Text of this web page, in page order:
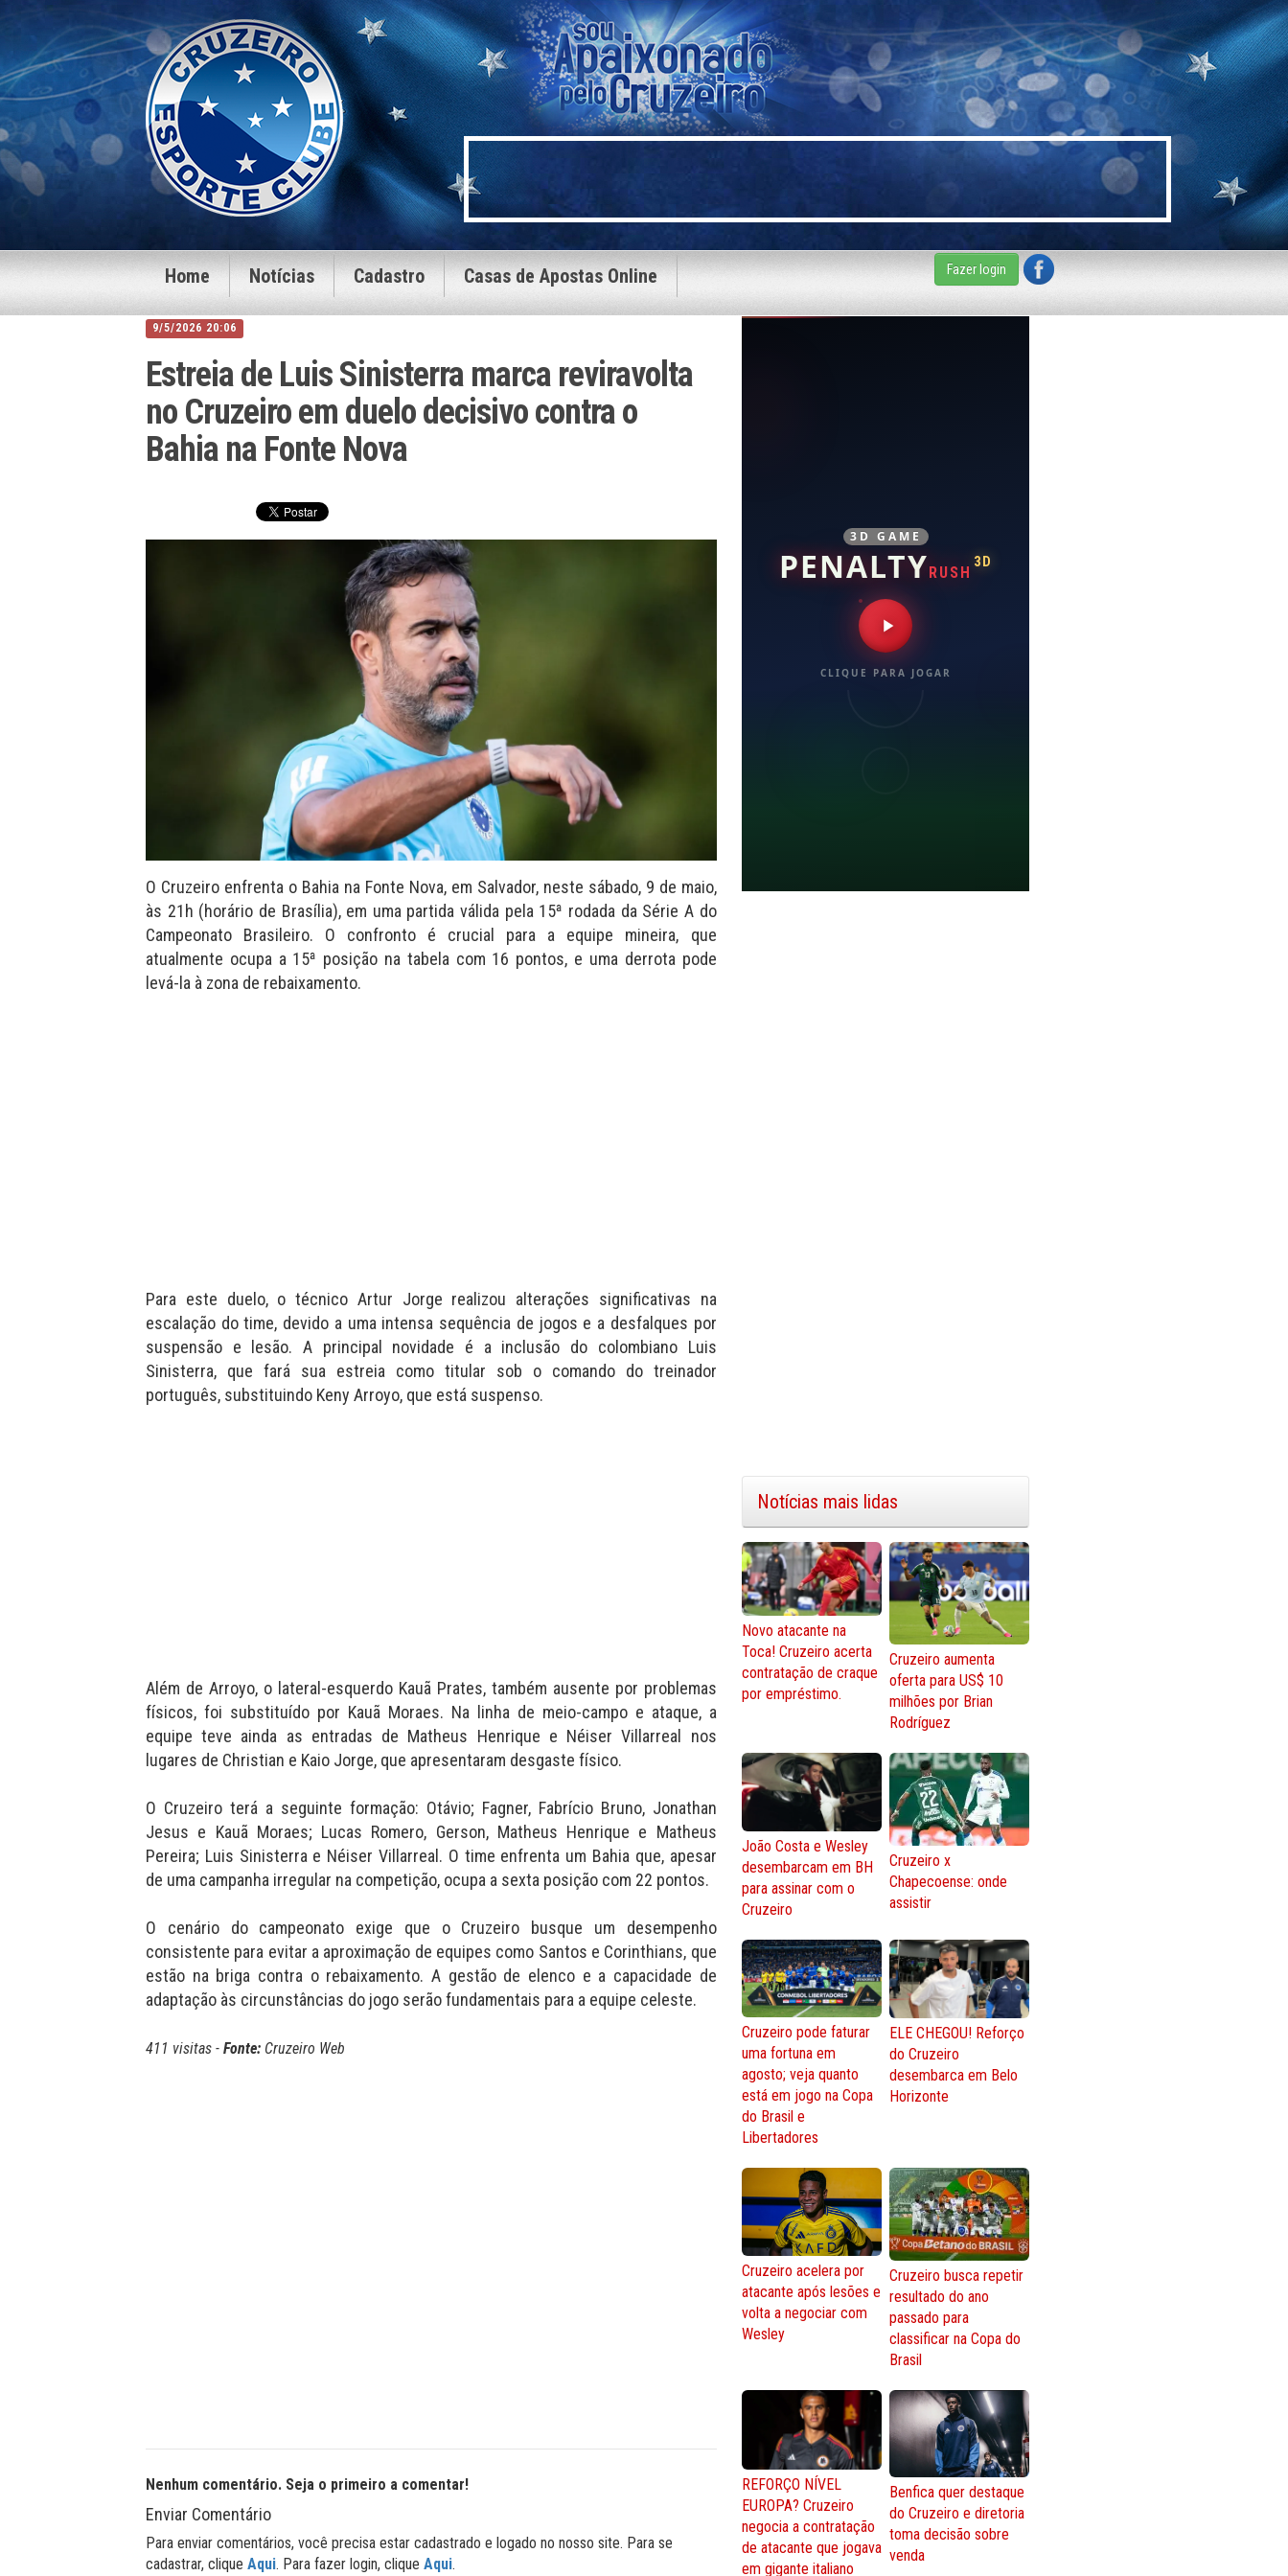
Home Notícias Cadastro Casas de Apostas Online Fazer login
9/5/2026 20:06
Estreia de Luis Sinisterra marca reviravolta
no Cruzeiro em duelo decisivo contra o
Bahia na Fonte Nova
O Cruzeiro enfrenta o Bahia na Fonte Nova, em Salvador, neste sábado, 9 de maio,
às 21h (horário de Brasília), em uma partida válida pela 15ª rodada da Série A do
Campeonato Brasileiro. O confronto é crucial para a equipe mineira, que
atualmente ocupa a 15ª posição na tabela com 16 pontos, e uma derrota pode
levá-la à zona de rebaixamento.
Para este duelo, o técnico Artur Jorge realizou alterações significativas na
escalação do time, devido a uma intensa sequência de jogos e a desfalques por
suspensão e lesão. A principal novidade é a inclusão do colombiano Luis
Sinisterra, que fará sua estreia como titular sob o comando do treinador
português, substituindo Keny Arroyo, que está suspenso.
Além de Arroyo, o lateral-esquerdo Kauã Prates, também ausente por problemas
físicos, foi substituído por Kauã Moraes. Na linha de meio-campo e ataque, a
equipe teve ainda as entradas de Matheus Henrique e Néiser Villarreal nos
lugares de Christian e Kaio Jorge, que apresentaram desgaste físico.
O Cruzeiro terá a seguinte formação: Otávio; Fagner, Fabrício Bruno, Jonathan
Jesus e Kauã Moraes; Lucas Romero, Gerson, Matheus Henrique e Matheus
Pereira; Luis Sinisterra e Néiser Villarreal. O time enfrenta um Bahia que, apesar
de uma campanha irregular na competição, ocupa a sexta posição com 22 pontos.
O cenário do campeonato exige que o Cruzeiro busque um desempenho
consistente para evitar a aproximação de equipes como Santos e Corinthians, que
estão na briga contra o rebaixamento. A gestão de elenco e a capacidade de
adaptação às circunstâncias do jogo serão fundamentais para a equipe celeste.
411 visitas - Fonte: Cruzeiro Web
Nenhum comentário. Seja o primeiro a comentar!
Enviar Comentário
Para enviar comentários, você precisa estar cadastrado e logado no nosso site. Para se
cadastrar, clique Aqui. Para fazer login, clique Aqui.
3D GAME
PENALTYRUSH
3D
CLIQUE PARA JOGAR
Notícias mais lidas
Novo atacante na
Toca! Cruzeiro acerta
contratação de craque
por empréstimo.
Cruzeiro aumenta
oferta para US$ 10
milhões por Brian
Rodríguez
João Costa e Wesley
desembarcam em BH
para assinar com o
Cruzeiro
Cruzeiro x
Chapecoense: onde
assistir
Cruzeiro pode faturar
uma fortuna em
agosto; veja quanto
está em jogo na Copa
do Brasil e
Libertadores
ELE CHEGOU! Reforço
do Cruzeiro
desembarca em Belo
Horizonte
Cruzeiro acelera por
atacante após lesões e
volta a negociar com
Wesley
Cruzeiro busca repetir
resultado do ano
passado para
classificar na Copa do
Brasil
REFORÇO NÍVEL
EUROPA? Cruzeiro
negocia a contratação
de atacante que jogava
em gigante italiano
Benfica quer destaque
do Cruzeiro e diretoria
toma decisão sobre
venda